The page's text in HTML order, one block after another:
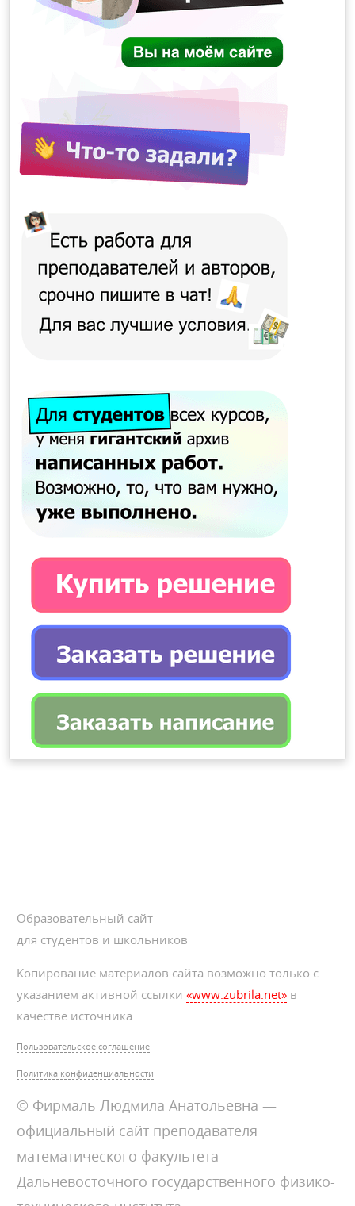
Образовательный сайт
для студентов и школьников
Копирование материалов сайта возможно только с
указанием активной ссылки«www.zubrila.net» в
качестве источника.
Пользовательское соглашение
Политика конфиденциальности
© Фирмаль Людмила Анатольевна —
официальный сайт преподавателя
математического факультета
Дальневосточного государственного физико-